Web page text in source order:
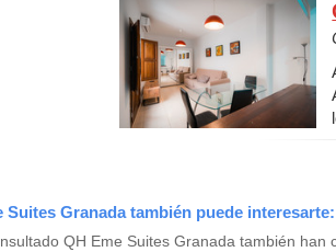
Suites Granada también puede interesarte:
QH Eme Suites Granada también